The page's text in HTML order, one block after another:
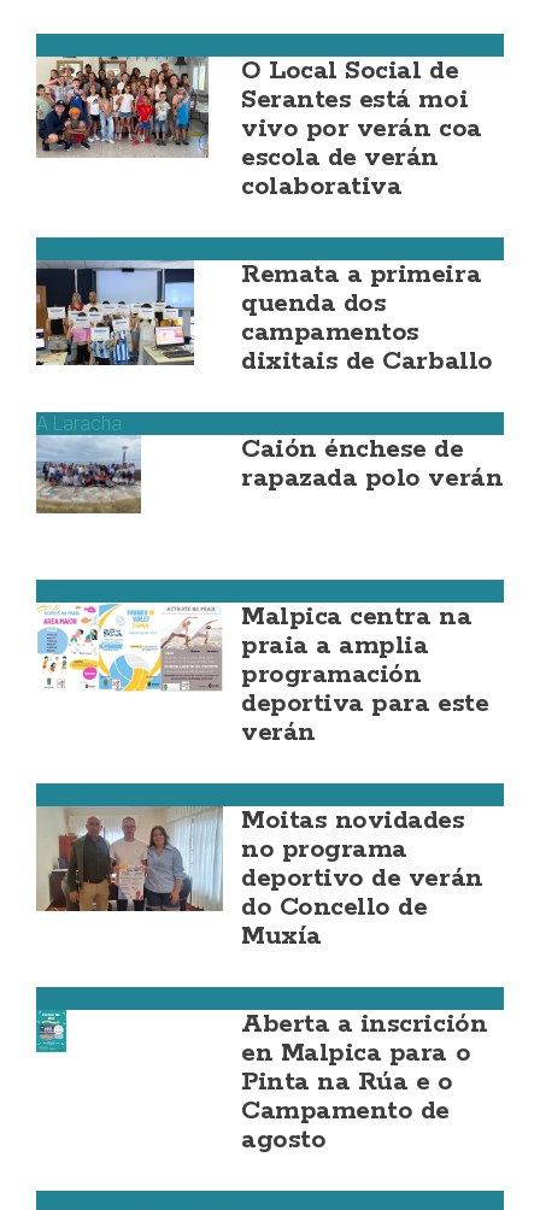
O Local Social de
Serantes está moi
vivo por verán coa
escola de verán
colaborativa
Remata a primeira
quenda dos
campamentos
dixitais de Carballo
A Laracha
Caión énchese de
rapazada polo verán
Malpica centra na
praia a amplia
programación
deportiva para este
verán
Moitas novidades
no programa
deportivo de verán
do Concello de
Muxía
Aberta a inscrición
en Malpica para o
Pinta na Rúa e o
Campamento de
agosto